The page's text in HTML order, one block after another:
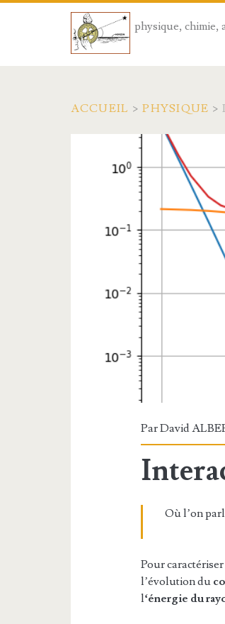
physique, chimie,
ACCUEIL >PHYSIQUE >
ParDavid
Où l’on
Pour
l’évolution du
l‘énergie du